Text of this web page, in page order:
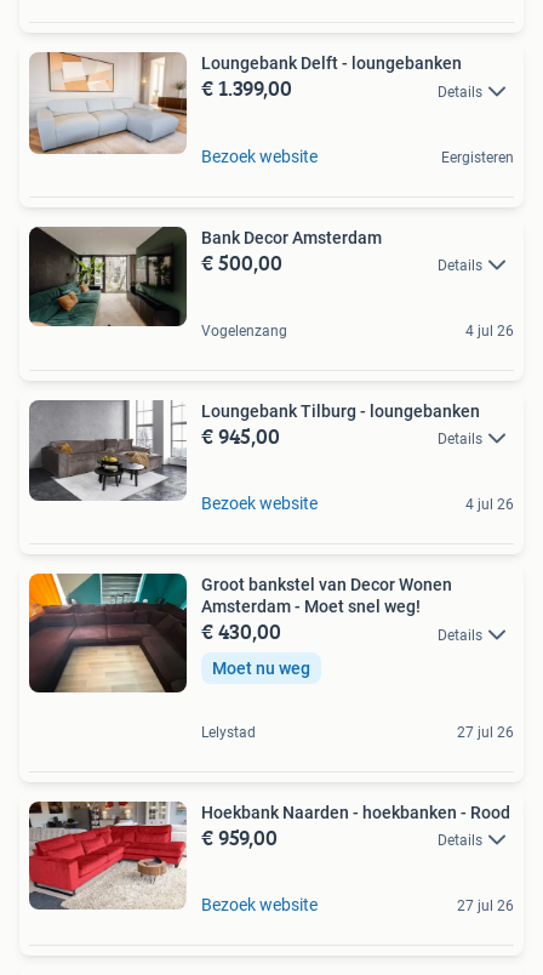
Loungebank Delft - loungebanken
€ 1.399,00 Details
Bezoek website Eergisteren
Bank Decor Amsterdam
€ 500,00 Details
Vogelenzang 4 jul 26
Loungebank Tilburg - loungebanken
€ 945,00 Details
Bezoek website 4 jul 26
Groot bankstel van Decor Wonen
Amsterdam - Moet snel weg!
€ 430,00 Details
Moet nu weg
Lelystad 27 jul 26
Hoekbank Naarden - hoekbanken - Rood
€ 959,00 Details
Bezoek website 27 jul 26